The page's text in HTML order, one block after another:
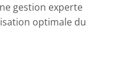
gestion experte
optimale du